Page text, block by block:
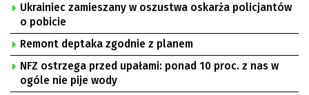
Ukrainiec zamieszany w oszustwa oskarża policjantów
o pobicie
Remont deptaka zgodnie z planem
NFZ ostrzega przed upałami: ponad 10 proc. z nas w
ogóle nie pije wody